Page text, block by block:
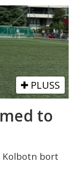
PLUSS
to
Kolbotn bort